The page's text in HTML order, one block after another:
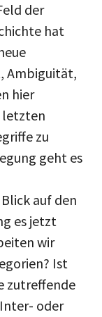
der
hat
Ambiguität,
hier
letzten
zu
geht es
auf den
es jetzt
wir
Ist
zutreffende
oder